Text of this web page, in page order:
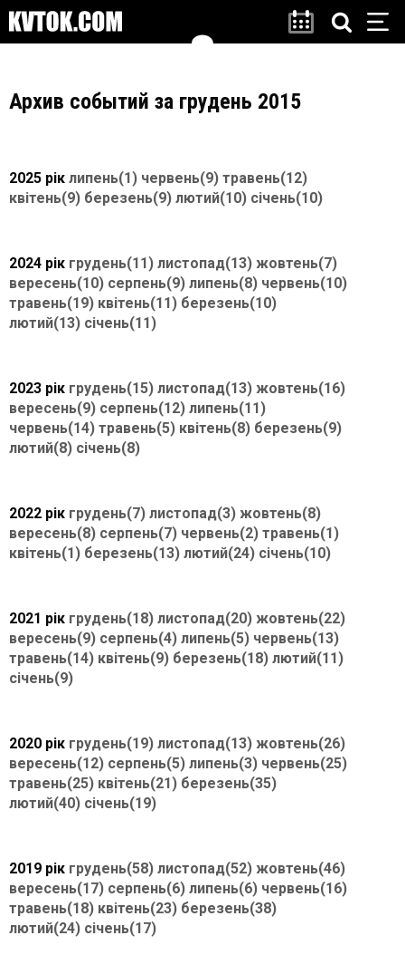
Архив событий за грудень 2015
2025 рік липень(1) червень(9) травень(12)
квітень(9) березень(9) лютий(10) січень(10)
2024 рік грудень(11) листопад(13) жовтень(7)
вересень(10) серпень(9) липень(8) червень(10)
травень(19) квітень(11) березень(10)
лютий(13) січень(11)
2023 рік грудень(15) листопад(13) жовтень(16)
вересень(9) серпень(12) липень(11)
червень(14) травень(5) квітень(8) березень(9)
лютий(8) січень(8)
2022 рік грудень(7) листопад(3) жовтень(8)
вересень(8) серпень(7) червень(2) травень(1)
квітень(1) березень(13) лютий(24) січень(10)
2021 рік грудень(18) листопад(20) жовтень(22)
вересень(9) серпень(4) липень(5) червень(13)
травень(14) квітень(9) березень(18) лютий(11)
січень(9)
2020 рік грудень(19) листопад(13) жовтень(26)
вересень(12) серпень(5) липень(3) червень(25)
травень(25) квітень(21) березень(35)
лютий(40) січень(19)
2019 рік грудень(58) листопад(52) жовтень(46)
вересень(17) серпень(6) липень(6) червень(16)
травень(18) квітень(23) березень(38)
лютий(24) січень(17)